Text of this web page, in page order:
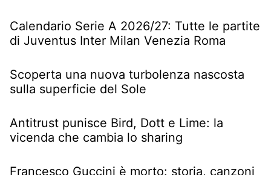
Calendario Serie A 2026/27: Tutte le partite
di Juventus Inter Milan Venezia Roma
Scoperta una nuova turbolenza nascosta
sulla superficie del Sole
Antitrust punisce Bird, Dott e Lime: la
vicenda che cambia lo sharing
Francesco Guccini è morto: storia, canzoni